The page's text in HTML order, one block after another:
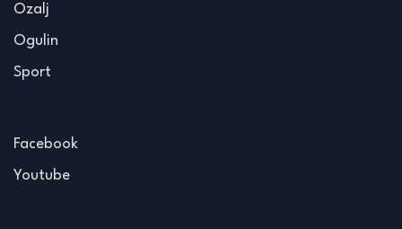
Ozalj
Ogulin
Sport
Facebook
Youtube